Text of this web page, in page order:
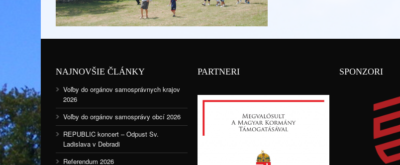
NAJNOVŠIE ČLÁNKY
Voľby do orgánov samosprávnych krajov
2026
Voľby do orgánov samosprávy obcí 2026
REPUBLIC koncert – Odpust Sv.
Ladislava v Debradi
Referendum 2026
PARTNERI SPONZORI